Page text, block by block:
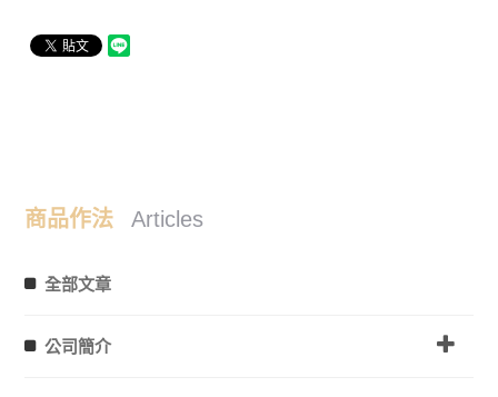
商品作法 Articles
全部文章
公司簡介